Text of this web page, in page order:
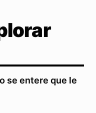
se entere que le